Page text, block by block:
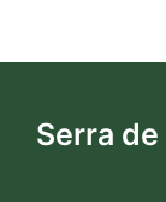
Serra